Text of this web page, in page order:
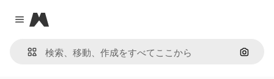
Close menu
Magnific
画像で